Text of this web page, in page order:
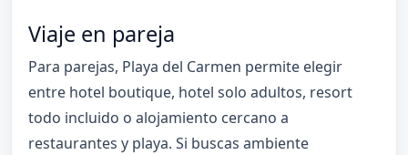
Viaje en pareja
Para parejas, Playa del Carmen permite elegir
entre hotel boutique, hotel solo adultos, resort
todo incluido o alojamiento cercano a
restaurantes y playa. Si buscas ambiente